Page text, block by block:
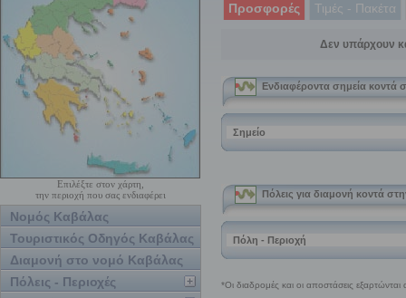
Επιλέξτε στον χάρτη,
την περιοχή που σας ενδιαφέρει
Νομός Καβάλας
Τουριστικός Οδηγός Καβάλας
Διαμονή στο νομό Καβάλας
Πόλεις - Περιοχές
Προσφορές Τιμές - Πακέτα
Δεν υπάρχουν